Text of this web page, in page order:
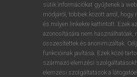
sütik információkat gyűjtenek a
módjáról, többek között arról, hogy
és milyen linkekre kattintott. Ezek
azonosítására nem használhatóak,
összesítettek és anonimizáltak.
funkcióinak javítása. Ezek közé
származó elemzési
elemzési szolgáltatások a